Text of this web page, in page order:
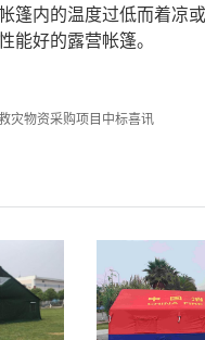
篷内的温度过低而着凉
能好的露营帐篷。
灾物资采购项目中标喜讯